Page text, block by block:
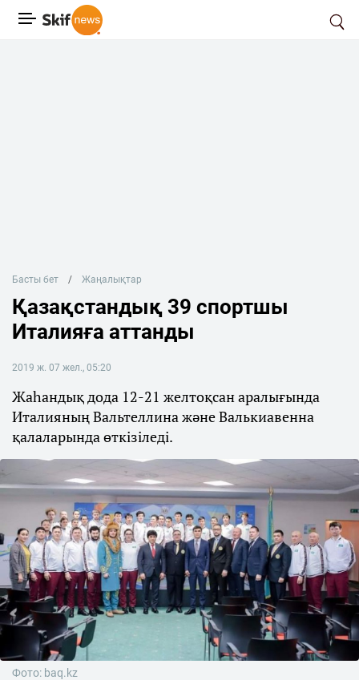
Басты бет Жаңалықтар
Қазақстандық 39 спортшы
Италияға аттанды
2019 ж. 07 жел., 05:20
Жаһандық дода 12-21 желтоқсан аралығында
Италияның Вальтеллина және Валькиавенна
қалаларында өткізіледі.
Фото: baq.kz